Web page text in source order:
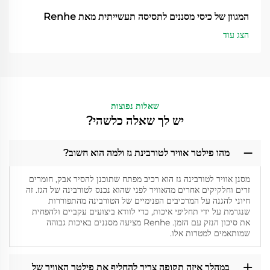
המגוון של כיסי מסננים לתסיסה תעשייתית מאת Renhe
הצג עוד
שאלות נפוצות
יש לך שאלה כלשהי?
מהו פילטר אוויר לטורבינת גז ולמה הוא חשוב?
מסנן אוויר לטורבינה גז הוא רכיב מפתח שתוכנן להסיר אבק, חומרים
זרים וחלקיקים אחרים מהאוויר לפני שהוא נכנס לטורבינה של הגז. זה
חיוני להגנה על המרכיבים הפנימיים של הטורבינה מהתפוררות
שנגרמת על ידי תחליפי איכות, כדי לוודא ביצועים עקביים ולהפחית
את סיכון הנזק עם הזמן. Renhe מציעה מסננים באיכות גבוהה
שמותאמים למטרות אלו.
במהלך איזה תקופה צריך להחליף את פילטר האוויר של